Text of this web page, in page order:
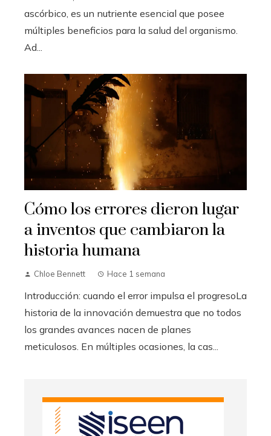
ascórbico, es un nutriente esencial que posee
múltiples beneficios para la salud del organismo.
Ad...
Cómo los errores dieron lugar
a inventos que cambiaron la
historia humana
Chloe Bennett Hace 1 semana
Introducción: cuando el error impulsa el progresoLa
historia de la innovación demuestra que no todos
los grandes avances nacen de planes
meticulosos. En múltiples ocasiones, la cas...